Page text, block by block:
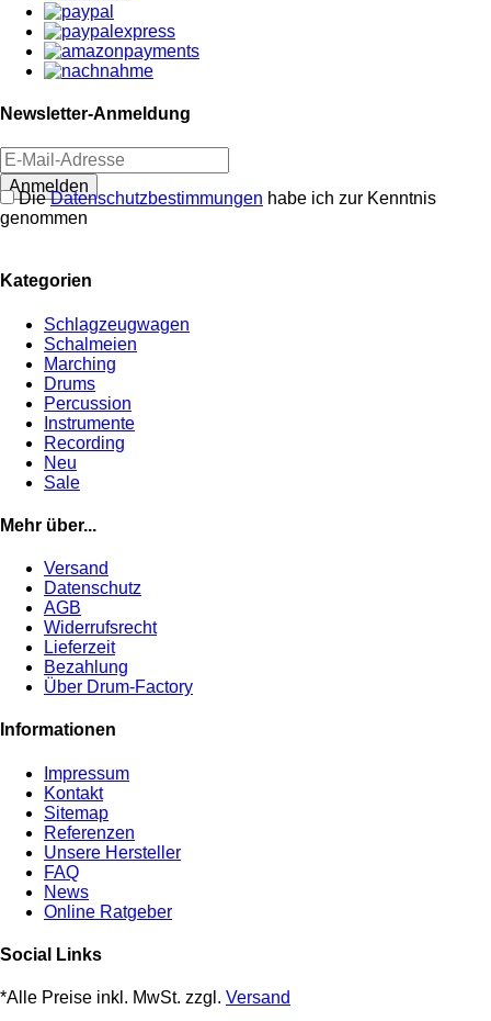
Newsletter-Anmeldung
Anmelden
DieDatenschutzbestimmungen habe ich zur Kenntnis
genommen
Kategorien
Schlagzeugwagen
Schalmeien
Marching
Drums
Percussion
Instrumente
Recording
Neu
Sale
Mehr über...
Versand
Datenschutz
AGB
Widerrufsrecht
Lieferzeit
Bezahlung
Über Drum-Factory
Informationen
Impressum
Kontakt
Sitemap
Referenzen
Unsere Hersteller
FAQ
News
Online Ratgeber
Social Links
*Alle Preise inkl. MwSt. zzgl. Versand